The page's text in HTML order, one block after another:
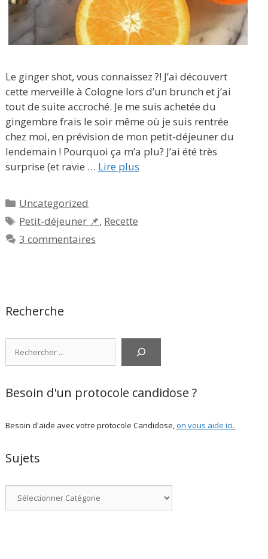
Le ginger shot, vous connaissez ?! J’ai découvert
cette merveille à Cologne lors d’un brunch et j’ai
tout de suite accroché. Je me suis achetée du
gingembre frais le soir même où je suis rentrée
chez moi, en prévision de mon petit-déjeuner du
lendemain ! Pourquoi ça m’a plu? J’ai été très
surprise (et ravie … Lire plus
Catégories
Uncategorized
Étiquettes
Petit-déjeuner 📌, Recette
3 commentaires
Recherche
Besoin d'un protocole candidose ?
Besoin d'aide avec votre protocole Candidose,on vous aide ici.
Sujets